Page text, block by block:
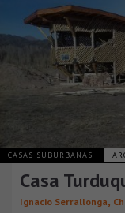
CASAS SUBURBANAS
Casa
Ignacio Serrallonga,